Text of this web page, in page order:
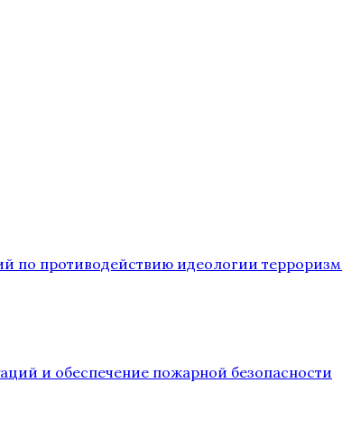
по противодействию идеологии
и обеспечение пожарной безопасности